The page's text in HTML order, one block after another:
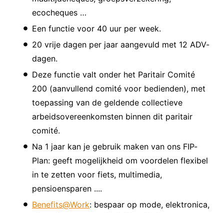
ecocheques …
Een functie voor 40 uur per week.
20 vrije dagen per jaar aangevuld met 12 ADV-
dagen.
Deze functie valt onder het Paritair Comité
200 (aanvullend comité voor bedienden), met
toepassing van de geldende collectieve
arbeidsovereenkomsten binnen dit paritair
comité.
Na 1 jaar kan je gebruik maken van ons FIP-
Plan: geeft mogelijkheid om voordelen flexibel
in te zetten voor fiets, multimedia,
pensioensparen ....
Benefits@Work: bespaar op mode, elektronica,